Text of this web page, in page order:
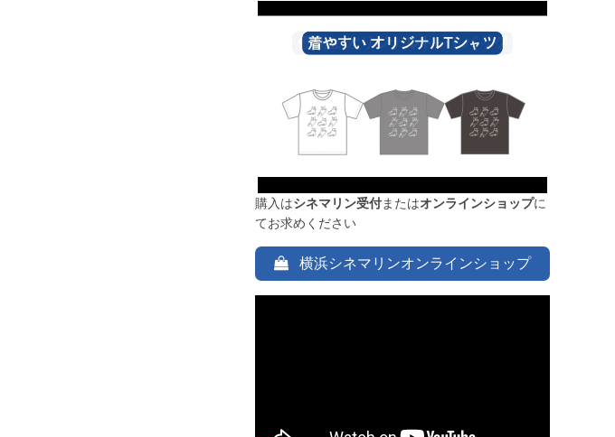
購入はシネマリン受付またはオンラインショップに
てお求めください
横浜シネマリンオンラインショップ